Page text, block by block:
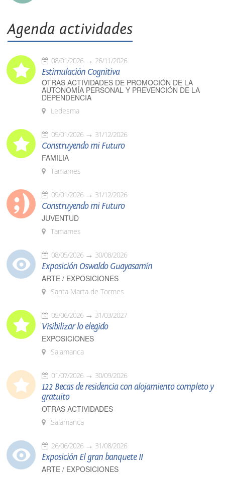
Agenda actividades
08/01/2026 26/11/2026
Estimulación Cognitiva
OTRAS ACTIVIDADES DE PROMOCIÓN DE LA
AUTONOMÍA PERSONAL Y PREVENCIÓN DE LA
DEPENDENCIA
Ledesma
09/01/2026 31/12/2026
Construyendo mi Futuro
FAMILIA
Tamames
09/01/2026 31/12/2026
Construyendo mi Futuro
JUVENTUD
Tamames
08/05/2026 30/08/2026
Exposición Oswaldo Guayasamín
ARTE / EXPOSICIONES
Santa Marta de Tormes
05/06/2026 31/03/2027
Visibilizar lo elegido
EXPOSICIONES
Salamanca
01/07/2026 30/09/2026
122 Becas de residencia con alojamiento completo y
gratuito
OTRAS ACTIVIDADES
Salamanca
26/06/2026 31/08/2026
Exposición El gran banquete II
ARTE / EXPOSICIONES